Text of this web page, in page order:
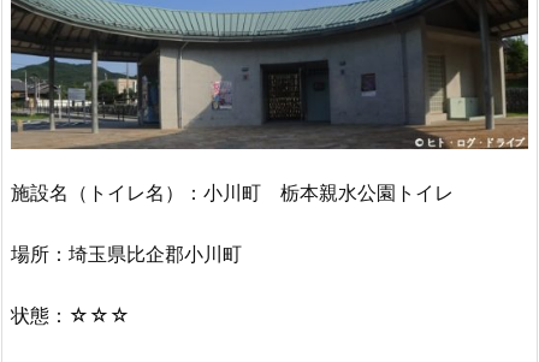
施設名（トイレ名）：小川町 栃本親水公園トイレ
場所：埼玉県比企郡小川町
状態：☆☆☆